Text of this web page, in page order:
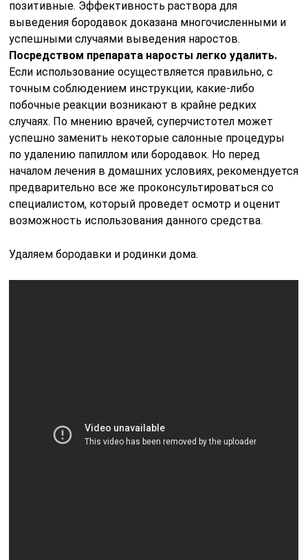
позитивные. Эффективность раствора для
выведения бородавок доказана многочисленными и
успешными случаями выведения наростов.
Посредством препарата наросты легко удалить.
Если использование осуществляется правильно, с
точным соблюдением инструкции, какие-либо
побочные реакции возникают в крайне редких
случаях. По мнению врачей, суперчистотел может
успешно заменить некоторые салонные процедуры
по удалению папиллом или бородавок. Но перед
началом лечения в домашних условиях, рекомендуется
предварительно все же проконсультироваться со
специалистом, который проведет осмотр и оценит
возможность использования данного средства.
Удаляем бородавки и родинки дома.